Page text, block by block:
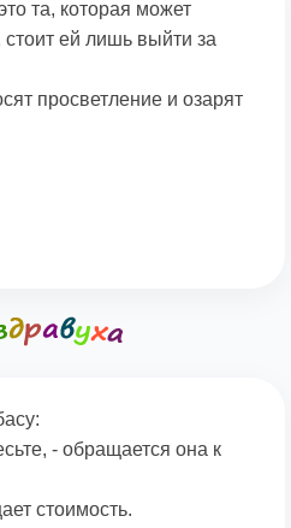
та, которая может
стоит ей лишь выйти за
просветление и озарят
- обращается она к
стоимость.